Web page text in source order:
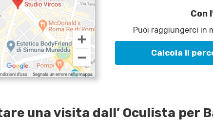
Con
Puoi raggiungerci in
Calcola il
una visita dall’ Oculista per